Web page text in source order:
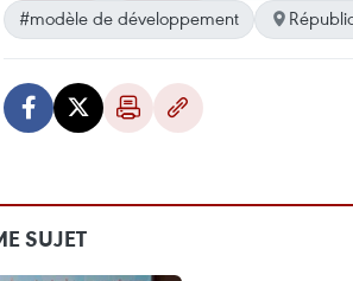
#modèle de développement
SUJET